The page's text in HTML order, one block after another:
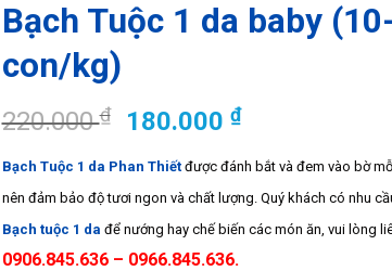
Bạch Tuộc 1 da baby
con/kg)
220.000₫
Giá
là:
220.000 ₫.
180.000 ₫Giá
tại
là:
180.000 ₫.
Bạch Tuộc 1 da Phan Thiếtđược đánh bắt và đem vào bờ
nên đảm bảo độ tươi ngon và chất lượng. Quý khách có nhu
Bạch tuộc 1 da để nướng hay chế biến các món ăn, vui lòng
0906.845.636 – 0966.845.636.